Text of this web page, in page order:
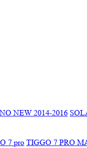
NEW 2014-2016
7 pro TIGGO 7 PRO